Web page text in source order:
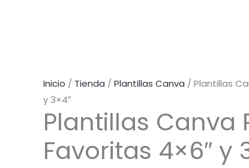
Inicio / Tienda / Plantillas Canva / Plantillas
y 3×4″
Plantillas Canva
Favoritas 4×6″ y